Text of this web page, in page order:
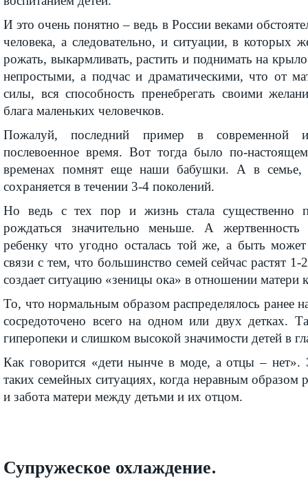
И это очень понятно – ведь в России веками
человека, а следовательно, и ситуации, в которых
рожать, выкармливать, растить и поднимать на
непростыми, а подчас и драматическими, что от
силы, вся способность пренебрегать своими
блага маленьких человечков.
Пожалуй, последний пример в современной
послевоенное время. Вот тогда было по-
временах помнят еще наши бабушки. А в семье,
сохраняется в течении 3-4 поколений.
Но ведь с тех пор и жизнь стала существенно
рождаться значительно меньше. А жертвенность
ребенку что угодно осталась той же, а быть
связи с тем, что большинство семей сейчас растят
создает ситуацию «зеницы ока» в отношении матери
То, что нормальным образом распределялось ранее
сосредоточено всего на одном или двух детках.
гиперопеки и слишком высокой значимости детей в
Как говорится «дети нынче в моде, а отцы – нет».
таких семейных ситуациях, когда неравным образом
и забота матери между детьми и их отцом.
Супружеское охлаждение.